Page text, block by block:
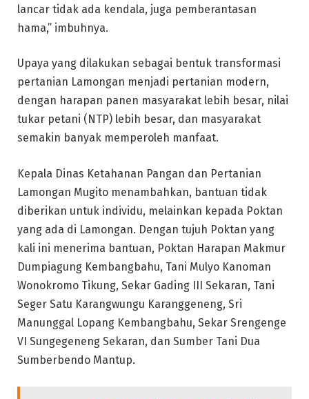
lancar tidak ada kendala, juga pemberantasan
hama,” imbuhnya.
Upaya yang dilakukan sebagai bentuk transformasi
pertanian Lamongan menjadi pertanian modern,
dengan harapan panen masyarakat lebih besar, nilai
tukar petani (NTP) lebih besar, dan masyarakat
semakin banyak memperoleh manfaat.
Kepala Dinas Ketahanan Pangan dan Pertanian
Lamongan Mugito menambahkan, bantuan tidak
diberikan untuk individu, melainkan kepada Poktan
yang ada di Lamongan. Dengan tujuh Poktan yang
kali ini menerima bantuan, Poktan Harapan Makmur
Dumpiagung Kembangbahu, Tani Mulyo Kanoman
Wonokromo Tikung, Sekar Gading III Sekaran, Tani
Seger Satu Karangwungu Karanggeneng, Sri
Manunggal Lopang Kembangbahu, Sekar Srengenge
VI Sungegeneng Sekaran, dan Sumber Tani Dua
Sumberbendo Mantup.